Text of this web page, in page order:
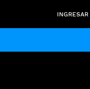
INGRESAR